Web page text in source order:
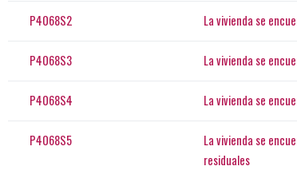
P4068S2 La vivienda se
P4068S3 La vivienda se
P4068S4 La vivienda se
P4068S5
La vivienda se
residuales